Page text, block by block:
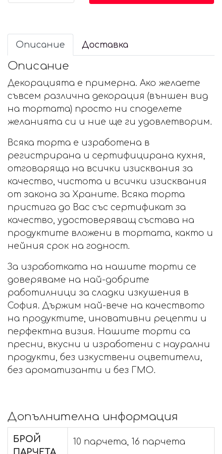
Описание Доставка
Описание
Декорацията е примерна. Ако желаете
съвсем различна декорация (външен вид
на тортата) просто ни споделете
желанията си и ние ще ги удовлетворим.
Всяка торта е изработена в
регистрирана и сертифицирана кухня,
отговаряща на всички изисквания за
качество, чистота и всички изисквания
от закона за Храните. Всяка торта
пристига до Вас със сертификат за
качество, удостоверяващ състава на
продуктите вложени в тортата, както и
нейния срок на годност.
За изработката на нашите торти се
доверяваме на най-добрите
работилници за сладки изкушения в
София. Държим най-вече на качеството
на продуктите, иновативни рецепти и
перфектна визия. Нашите торти са
пресни, вкусни и изработени с наурални
продукти, без изкуствени оцветители,
без ароматизанти и без ГМО.
Допълнителна информация
БРОЙ
10 парчета, 16 парчета